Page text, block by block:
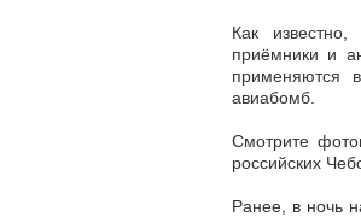
Как
приёмники и
применяются
авиабомб.
Cмотрите
российских
Ранее, в ночь